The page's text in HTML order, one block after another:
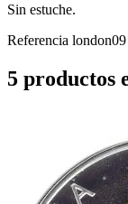
Sin estuche.
Referencia london09
5 productos